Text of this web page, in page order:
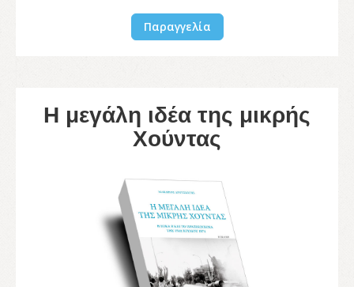
Παραγγελία
Η μεγάλη ιδέα της μικρής
Χούντας